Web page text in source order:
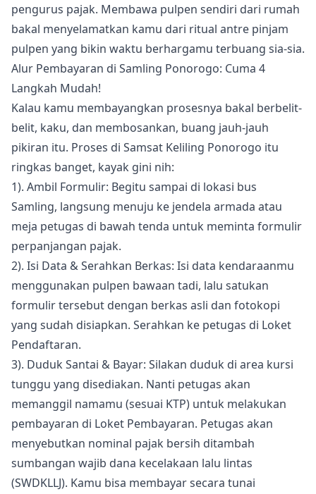
pengurus pajak. Membawa pulpen sendiri dari rumah
bakal menyelamatkan kamu dari ritual antre pinjam
pulpen yang bikin waktu berhargamu terbuang sia-sia.
Alur Pembayaran di Samling Ponorogo: Cuma 4
Langkah Mudah!
Kalau kamu membayangkan prosesnya bakal berbelit-
belit, kaku, dan membosankan, buang jauh-jauh
pikiran itu. Proses di Samsat Keliling Ponorogo itu
ringkas banget, kayak gini nih:
1). Ambil Formulir: Begitu sampai di lokasi bus
Samling, langsung menuju ke jendela armada atau
meja petugas di bawah tenda untuk meminta formulir
perpanjangan pajak.
2). Isi Data & Serahkan Berkas: Isi data kendaraanmu
menggunakan pulpen bawaan tadi, lalu satukan
formulir tersebut dengan berkas asli dan fotokopi
yang sudah disiapkan. Serahkan ke petugas di Loket
Pendaftaran.
3). Duduk Santai & Bayar: Silakan duduk di area kursi
tunggu yang disediakan. Nanti petugas akan
memanggil namamu (sesuai KTP) untuk melakukan
pembayaran di Loket Pembayaran. Petugas akan
menyebutkan nominal pajak bersih ditambah
sumbangan wajib dana kecelakaan lalu lintas
(SWDKLLJ). Kamu bisa membayar secara tunai